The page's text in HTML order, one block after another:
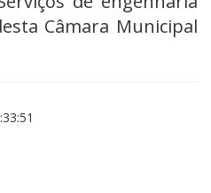
Câmara Municipal